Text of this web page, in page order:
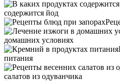
содержится йод
домашних условиях
питания
салатов из одуванчика